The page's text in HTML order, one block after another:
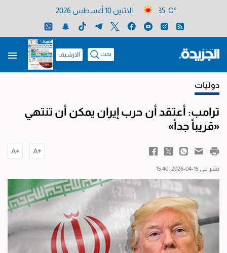
35 C° الاثنين 10 أغسطس 2026
بحث الارشيف
دوليات
ترامب: أعتقد أن حرب إيران يمكن أن تنتهي
«قريباً جداً»
نشر في 15-04-2026 | 15:40